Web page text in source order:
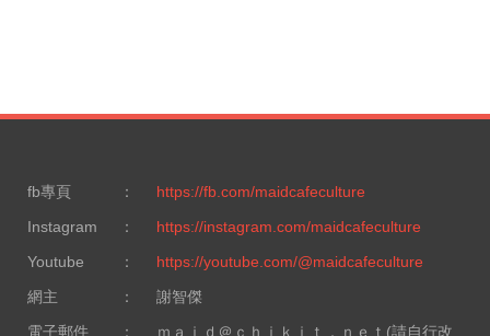
fb專頁 ：
https://fb.com/maidcafeculture
Instagram
：
https://instagram.com/maidcafeculture
Youtube
：
https://youtube.com/@maidcafeculture
網主
：
謝智傑
電子郵件
：
ｍａｉｄ＠ｃｈｉｋｉｔ．ｎｅｔ(請自行改